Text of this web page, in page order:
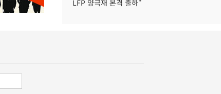
LFP 양극재 본격 출하"